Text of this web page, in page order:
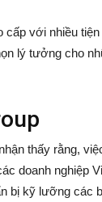
cấp với nhiều
lý tưởng cho
nhận thấy rằng,
doanh nghiệp
bị kỹ lưỡng các